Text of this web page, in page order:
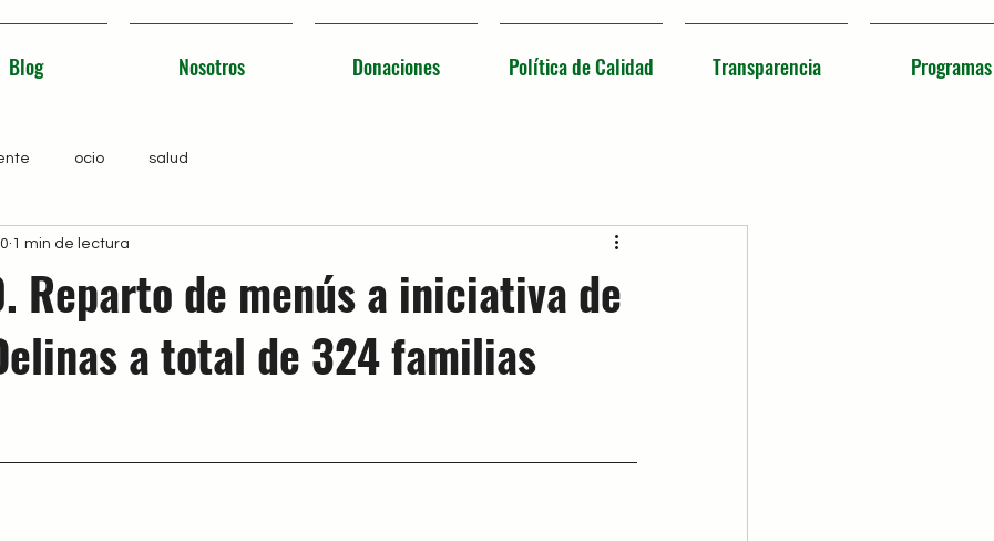
Blog Nosotros Donaciones Política de Calidad Transparencia Programas
ocio salud
Reparto de menús a iniciativa de
a total de 324 familias
1 min de lectura